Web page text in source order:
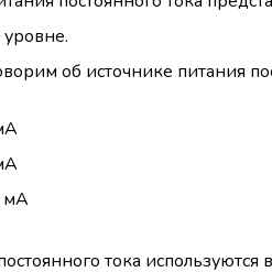
об источнике питания
мА
тока